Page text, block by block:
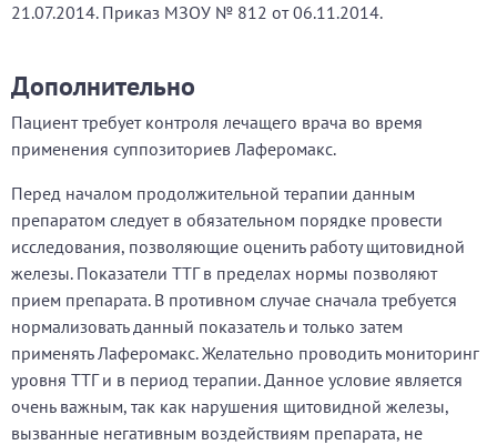
21.07.2014. Приказ МЗОУ № 812 от 06.11.2014.
Дополнительно
Пациент требует контроля лечащего врача во время
применения суппозиториев Лаферомакс.
Перед началом продолжительной терапии данным
препаратом следует в обязательном порядке провести
исследования, позволяющие оценить работу щитовидной
железы. Показатели ТТГ в пределах нормы позволяют
прием препарата. В противном случае сначала требуется
нормализовать данный показатель и только затем
применять Лаферомакс. Желательно проводить мониторинг
уровня ТТГ и в период терапии. Данное условие является
очень важным, так как нарушения щитовидной железы,
вызванные негативным воздействиям препарата, не